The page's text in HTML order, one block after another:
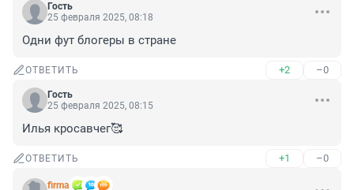
Гость
25 февраля 2025, 08:18
Одни фут блогеры в стране
ОТВЕТИТЬ +2 –0
Гость
25 февраля 2025, 08:15
Илья кросавчег🥰
ОТВЕТИТЬ +1 –0
firma